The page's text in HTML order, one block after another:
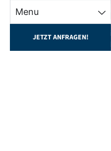
Menu
JETZT ANFRAGEN!